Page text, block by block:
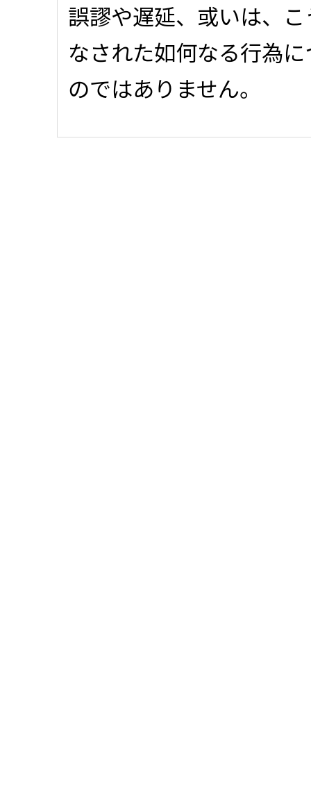
誤謬や遅延、或いは、
なされた如何なる行為
のではありません。